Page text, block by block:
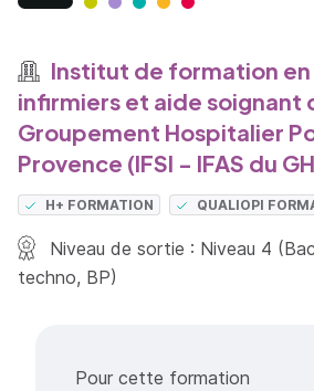
Institut de formation en
infirmiers et aide soignant
Groupement Hospitalier
Provence (IFSI - IFAS du
H+ FORMATION QUALIOPI
Niveau de sortie : Niveau 4
techno, BP)
Pour cette formation